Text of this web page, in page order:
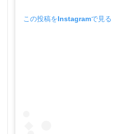
この投稿をInstagramで見る